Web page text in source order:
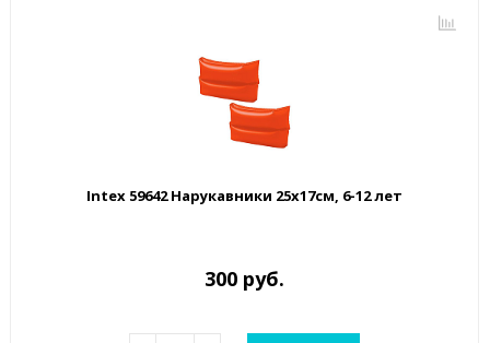
Intex 59642 Нарукавники 25х17см, 6-12 лет
300 руб.